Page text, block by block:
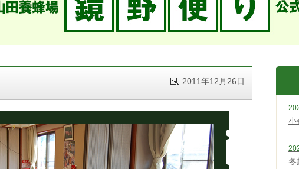
2011年12月26日
小
冬